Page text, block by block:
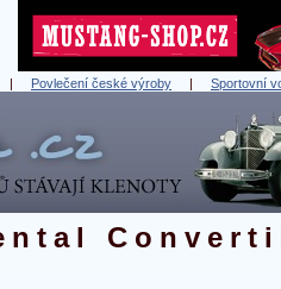
| Povlečení české výroby | Sportovní